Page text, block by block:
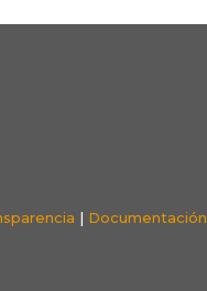
| Documentación